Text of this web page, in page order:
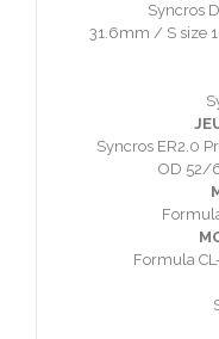
Syncros
31.6mm / S size
Syncros ER2.0
OD 52/
Formula